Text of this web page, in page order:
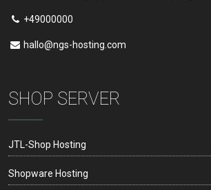
+49000000
hallo@ngs-hosting.com
SHOP SERVER
JTL-Shop Hosting
Shopware Hosting